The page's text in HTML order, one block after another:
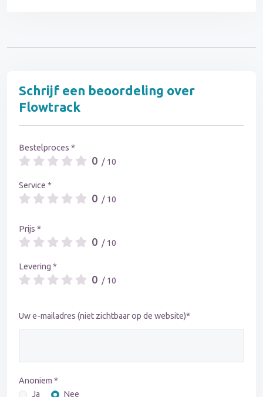
Schrijf een beoordeling over
Flowtrack
Bestelproces *
0 / 10
Service *
0 / 10
Prijs *
0 / 10
Levering *
0 / 10
Uw e-mailadres (niet zichtbaar op de website)*
Anoniem *
Ja
Nee